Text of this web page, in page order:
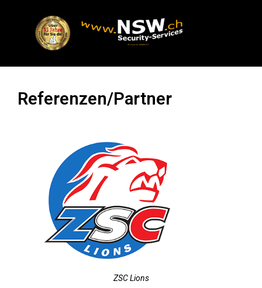
Referenzen/Partner
ZSC Lions